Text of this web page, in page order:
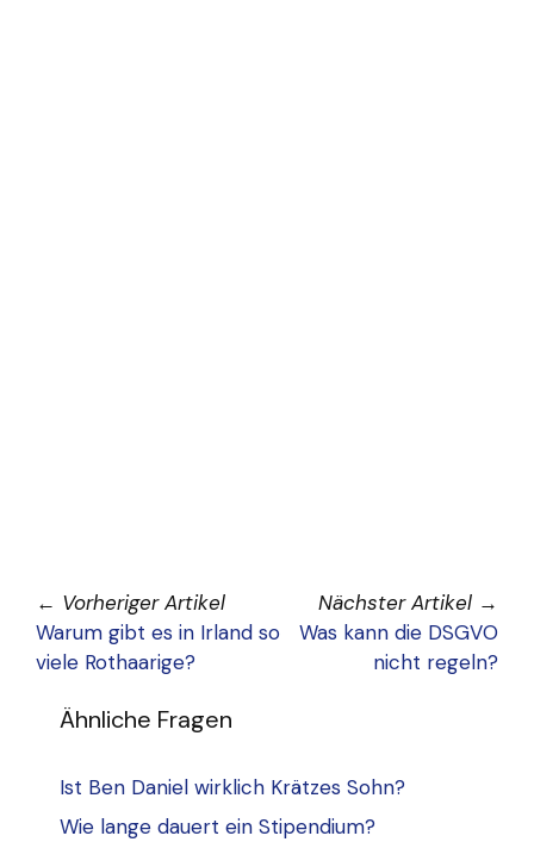
← Vorheriger Artikel
Warum gibt es in Irland so
viele Rothaarige?
Nächster Artikel →
Was kann die DSGVO
nicht regeln?
Ähnliche Fragen
Ist Ben Daniel wirklich Krätzes Sohn?
Wie lange dauert ein Stipendium?